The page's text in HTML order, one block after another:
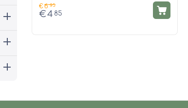
€6 95
€4 85